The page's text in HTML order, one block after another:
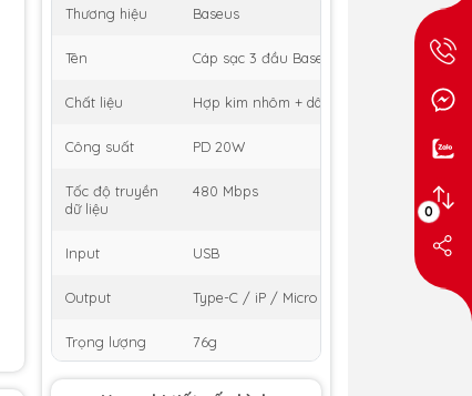
0
Thương hiệu Baseus
Tên Cáp sạc 3 đầu Baseus Rapid Series 3-in-1
Chất liệu Hợp kim nhôm + dây dù
Công suất PD 20W
Tốc độ truyền
dữ liệu
480 Mbps
Input USB
Output Type-C / iP / Micro USB
Trọng lượng 76g